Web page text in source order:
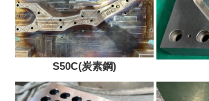
S50C(炭素鋼)